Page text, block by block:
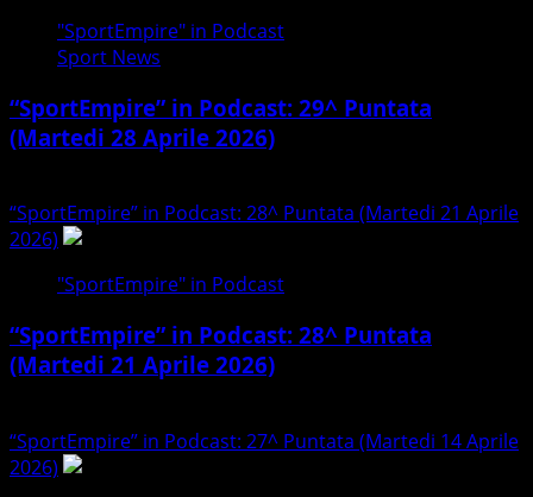
"SportEmpire" in Podcast
Sport News
“SportEmpire” in Podcast: 29^ Puntata
(Martedi 28 Aprile 2026)
“SportEmpire” in Podcast: 28^ Puntata (Martedi 21 Aprile
2026)
"SportEmpire" in Podcast
“SportEmpire” in Podcast: 28^ Puntata
(Martedi 21 Aprile 2026)
“SportEmpire” in Podcast: 27^ Puntata (Martedi 14 Aprile
2026)